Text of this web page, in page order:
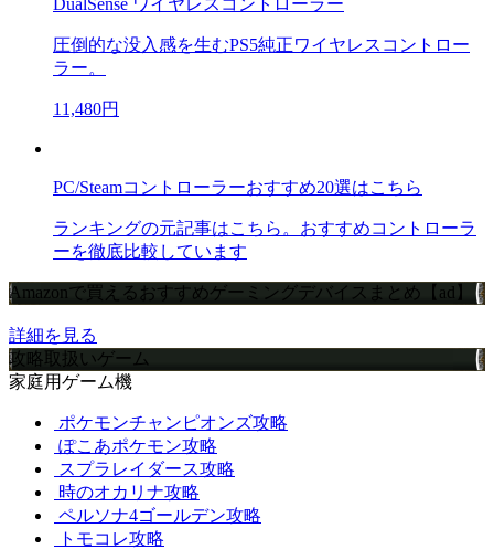
圧倒的な没入感を生むPS5純正ワイヤレスコントロー
ラー。
11,480円
PC/Steamコントローラーおすすめ20選はこちら
ランキングの元記事はこちら。おすすめコントローラ
ーを徹底比較しています
Amazonで買えるおすすめゲーミングデバイスまとめ【ad】
詳細を見る
攻略取扱いゲーム
家庭用ゲーム機
ポケモンチャンピオンズ攻略
ぽこあポケモン攻略
スプラレイダース攻略
時のオカリナ攻略
ペルソナ4ゴールデン攻略
トモコレ攻略